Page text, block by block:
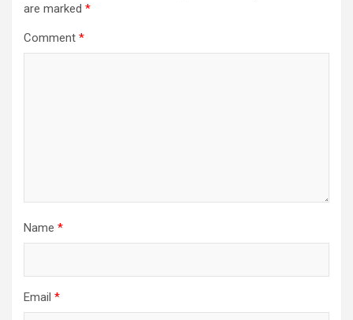
are marked *
Comment *
Name *
Email *